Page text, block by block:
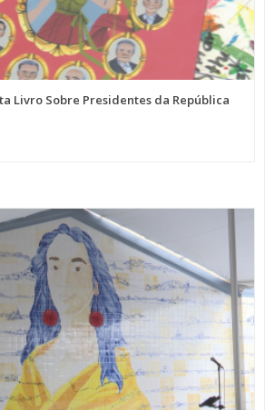
Livro Sobre Presidentes da República